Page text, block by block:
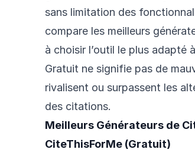
sans limitation des
compare les meilleurs
à choisir l’outil le plus adapté
Gratuit ne signifie pas de
rivalisent ou surpassent les
des citations.
Meilleurs Générateurs de
CiteThisForMe (Gratuit)